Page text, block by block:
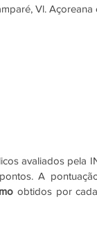
Vl. Açoreana
avaliados pela
A
obtidos por